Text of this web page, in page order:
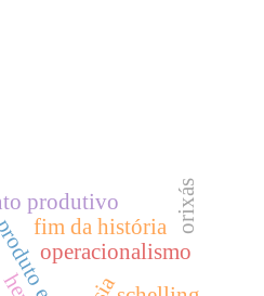
produtivo
operacionalismo
fim da história orixás